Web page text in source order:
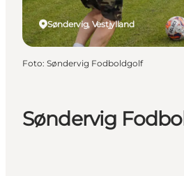
Søndervig
Søndervig, Vestjylland
Foto: Søndervig Fodboldgolf